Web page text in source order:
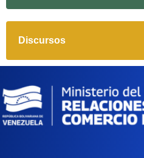
Discursos